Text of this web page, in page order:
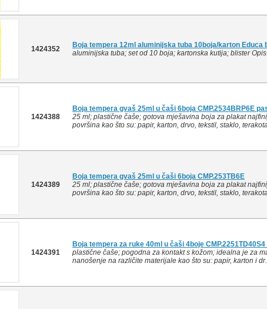
1424352
Boja tempera 12ml aluminijska tuba 10boja/karton Educa
aluminijska tuba; set od 10 boja; kartonska kutija; blister
1424388
Boja tempera gvaš 25ml u čaši 6boja CMP.2534BRP6E
25 ml; plastične čaše; gotova mješavina boja za plakat
površina kao što su: papir, karton, drvo, tekstil, staklo,
1424389
Boja tempera gvaš 25ml u čaši 6boja CMP.253TB6E
25 ml; plastične čaše; gotova mješavina boja za plakat
površina kao što su: papir, karton, drvo, tekstil, staklo,
1424391
Boja tempera za ruke 40ml u čaši 4boje
plastične čaše; pogodna za kontakt s kožom; idealna je za
nanošenje na različite materijale kao što su: papir, karton i